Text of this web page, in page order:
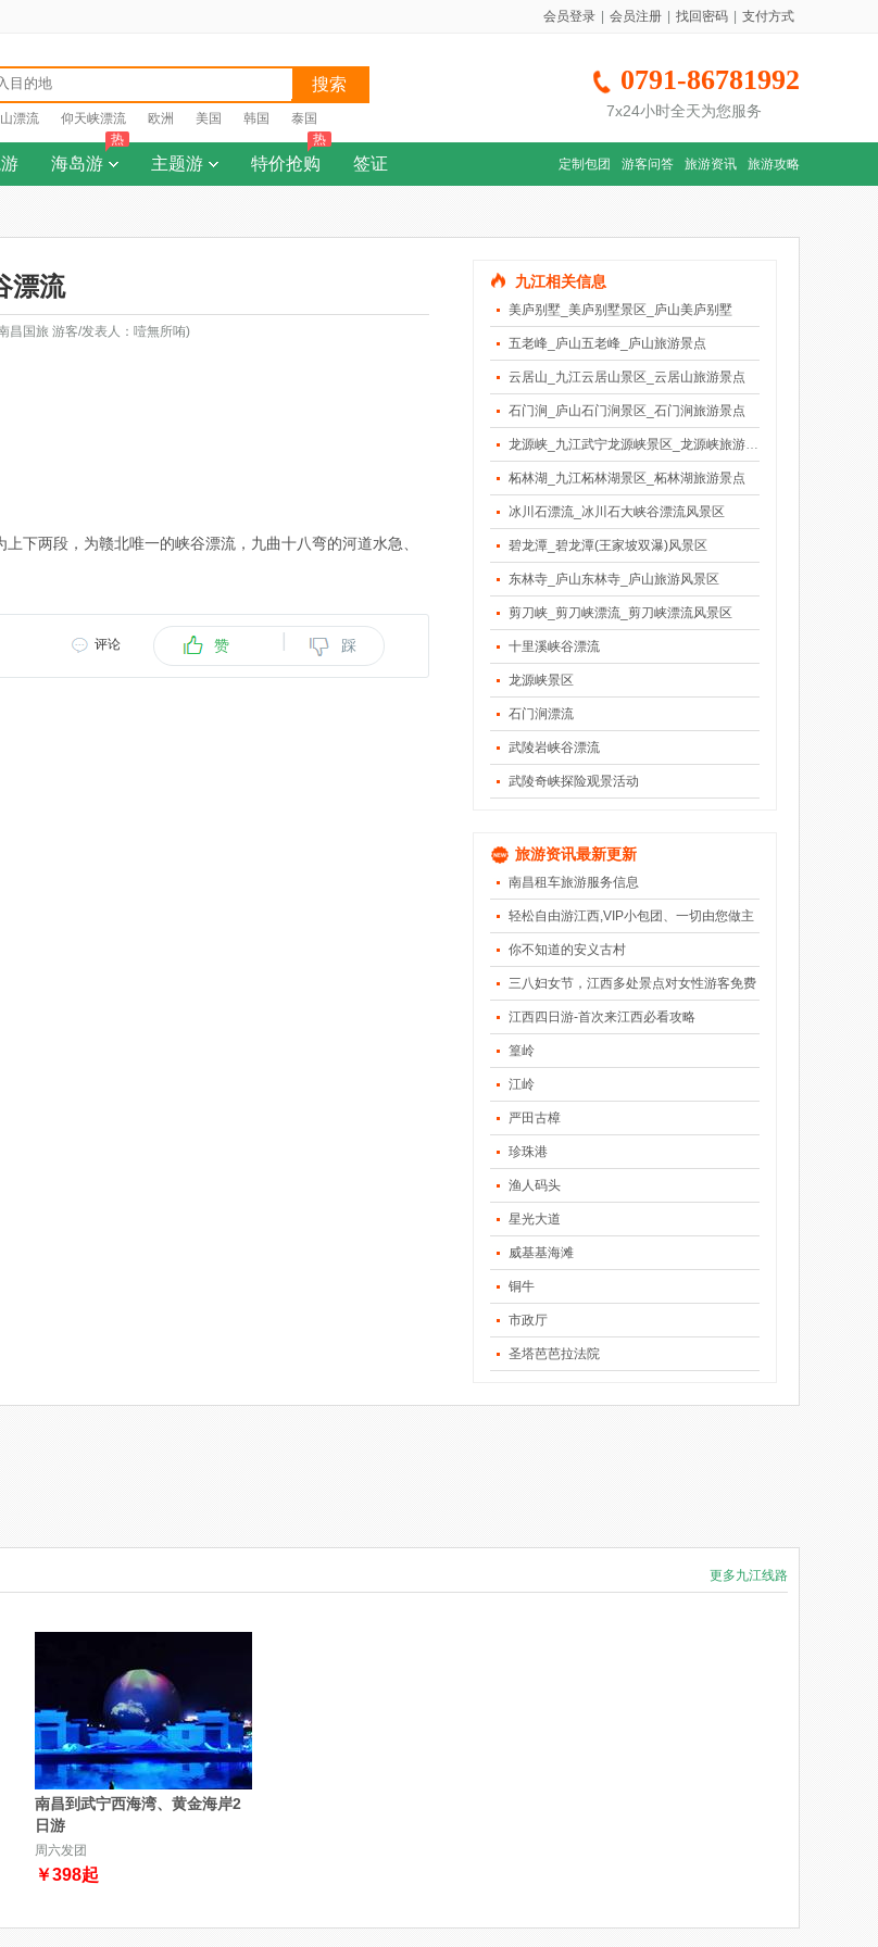
会员登录 会员注册 找回密码 支付方式
搜索
漂流 仰天峡漂流 欧洲 美国 韩国 泰国
0791-86781992
7x24小时全天为您服务
海岛游
热
主题游 特价抢购
热
签证 定制包团 游客问答 旅游资讯 旅游攻略
漂流
昌国旅 游客/发表人：噎無所哊)
下两段，为赣北唯一的峡谷漂流，九曲十八弯的河道水急、
赞 踩
评论
九江相关信息
美庐别墅_美庐别墅景区_庐山美庐别墅
五老峰_庐山五老峰_庐山旅游景点
云居山_九江云居山景区_云居山旅游景点
石门涧_庐山石门涧景区_石门涧旅游景点
龙源峡_九江武宁龙源峡景区_龙源峡旅游景点
柘林湖_九江柘林湖景区_柘林湖旅游景点
冰川石漂流_冰川石大峡谷漂流风景区
碧龙潭_碧龙潭(王家坡双瀑)风景区
东林寺_庐山东林寺_庐山旅游风景区
剪刀峡_剪刀峡漂流_剪刀峡漂流风景区
十里溪峡谷漂流
龙源峡景区
石门涧漂流
武陵岩峡谷漂流
武陵奇峡探险观景活动
旅游资讯最新更新
南昌租车旅游服务信息
轻松自由游江西,VIP小包团、一切由您做主
你不知道的安义古村
三八妇女节，江西多处景点对女性游客免费
江西四日游-首次来江西必看攻略
篁岭
江岭
严田古樟
珍珠港
渔人码头
星光大道
威基基海滩
铜牛
市政厅
圣塔芭芭拉法院
更多九江线路
南昌到武宁西海湾、黄金海岸2
日游
周六发团
￥398起